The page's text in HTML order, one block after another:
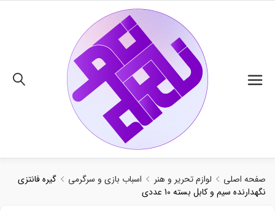
صفحه اصلی لوازم تحریر و هنر اسباب بازی و سرگرمی
گیره فانتزی
نگهدارنده سیم و کابل بسته 10 عددی